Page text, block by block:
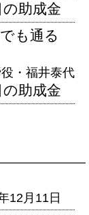
の助成金
も通る
・福井泰代
の助成金
12月11日